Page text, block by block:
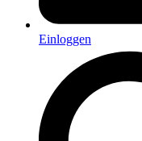
Einloggen